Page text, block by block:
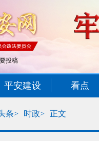
投稿
平安建设 看点
条> 时政> 正文